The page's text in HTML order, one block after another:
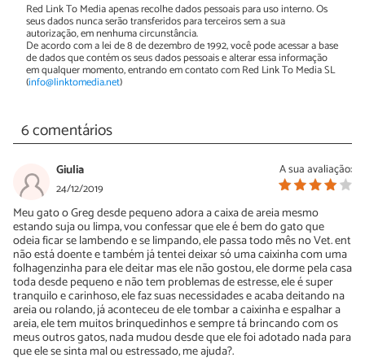
Red Link To Media apenas recolhe dados pessoais para uso interno. Os
seus dados nunca serão transferidos para terceiros sem a sua
autorização, em nenhuma circunstância.
De acordo com a lei de 8 de dezembro de 1992, você pode acessar a base
de dados que contém os seus dados pessoais e alterar essa informação
em qualquer momento, entrando em contato com Red Link To Media SL
(info@linktomedia.net)
6 comentários
A sua avaliação:
Giulia
24/12/2019
Meu gato o Greg desde pequeno adora a caixa de areia mesmo
estando suja ou limpa, vou confessar que ele é bem do gato que
odeia ficar se lambendo e se limpando, ele passa todo mês no Vet. ent
não está doente e também já tentei deixar só uma caixinha com uma
folhagenzinha para ele deitar mas ele não gostou, ele dorme pela casa
toda desde pequeno e não tem problemas de estresse, ele é super
tranquilo e carinhoso, ele faz suas necessidades e acaba deitando na
areia ou rolando, já aconteceu de ele tombar a caixinha e espalhar a
areia, ele tem muitos brinquedinhos e sempre tá brincando com os
meus outros gatos, nada mudou desde que ele foi adotado nada para
que ele se sinta mal ou estressado, me ajuda?.